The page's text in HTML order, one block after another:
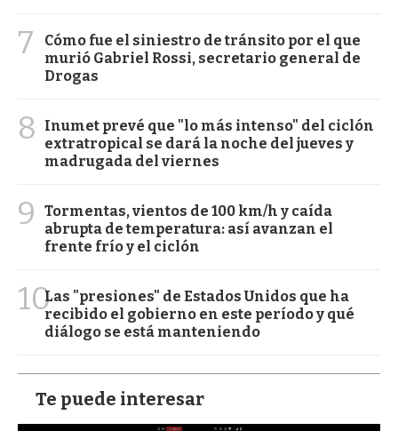
7
Cómo fue el siniestro de tránsito por el que
murió Gabriel Rossi, secretario general de
Drogas
8
Inumet prevé que "lo más intenso" del ciclón
extratropical se dará la noche del jueves y
madrugada del viernes
9
Tormentas, vientos de 100 km/h y caída
abrupta de temperatura: así avanzan el
frente frío y el ciclón
10Las "presiones" de Estados Unidos que ha
recibido el gobierno en este período y qué
diálogo se está manteniendo
Te puede interesar